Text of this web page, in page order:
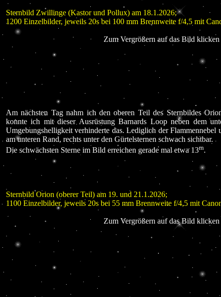
Sternbild Zwillinge (Kastor und Pollux) am 18.1.2026;
1200 Einzelbilder, jeweils 20s bei 100 mm Brennweite f/4,5 mit
Zum Vergrößern auf das Bild
Am nächsten Tag nahm ich den oberen Teil des Sternbildes
konnte ich mit dieser Ausrüstung Barnards Loop neben dem
Umgebungshelligkeit verhinderte das. Lediglich der Flammennebel
am unteren Rand, rechts unter den Gürtelsternen schwach sichtbar.
Die schwächsten Sterne im Bild erreichen gerade mal etwa 13m.
Sternbild Orion (oberer Teil) am 19. und 21.1.2026;
1100 Einzelbilder, jeweils 20s bei 55 mm Brennweite f/4,5 mit
Zum Vergrößern auf das Bild